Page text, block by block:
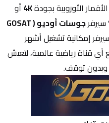
الأوروبية بجودة 4K أو
سيرفر
جوسات أوديو (GOSAT
هو الحل المثالي. يمنحك السيرفر إمكانية تشغيل أشهر
توقف.